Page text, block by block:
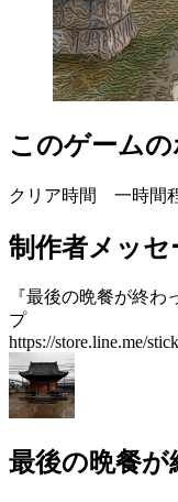
このゲームの
クリア時間 一時間
制作者メッセ
『最後の晩餐が終
プ
https://store.line.me/
最後の晩餐